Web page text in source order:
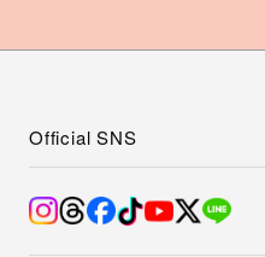
Official SNS